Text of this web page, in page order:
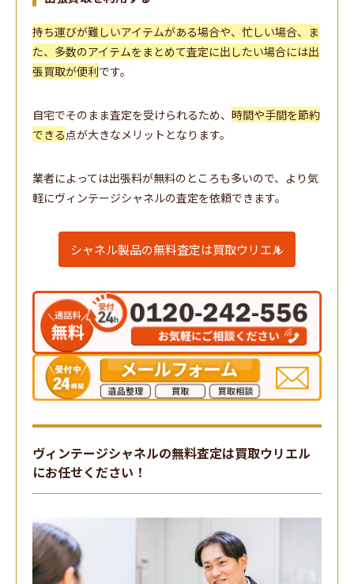
持ち運びが難しいアイテムがある場合や、忙しい場合、ま
た、多数のアイテムをまとめて査定に出したい場合には出
張買取が便利です。
自宅でそのまま査定を受けられるため、 時間や手間を節約
できる点が大きなメリットとなります。
業者によっては出張料が無料のところも多いので、より気
軽にヴィンテージシャネルの査定を依頼できます。
シャネル製品の無料査定は買取ウリエル
ヴィンテージシャネルの無料査定は買取ウリエル
にお任せください！